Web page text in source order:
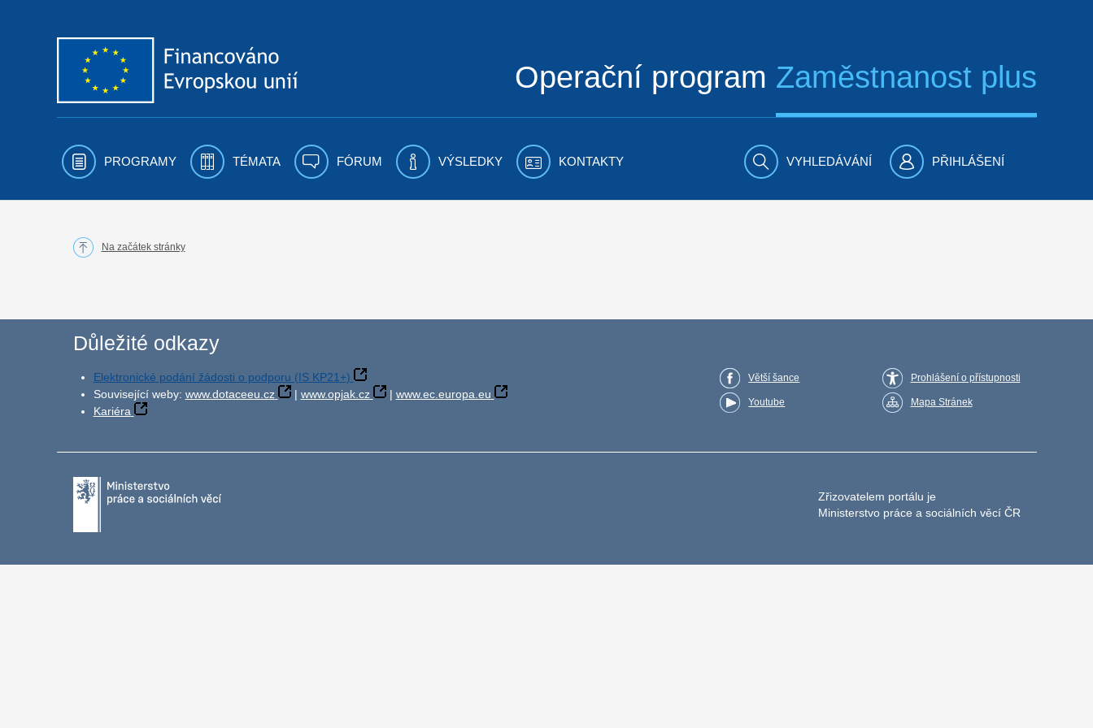
Operační program Zaměstnanost plus
PROGRAMY TÉMATA FÓRUM VÝSLEDKY KONTAKTY VYHLEDÁVÁNÍ PŘIHLÁŠENÍ
Na začátek stránky
Důležité odkazy
Elektronické podání žádosti o podporu (IS KP21+)
Související weby: www.dotaceeu.cz | www.opjak.cz | www.ec.europa.eu
Kariéra
Větší šance
Youtube
Prohlášení o přístupnosti
Mapa Stránek
Zřizovatelem portálu je
Ministerstvo práce a sociálních věcí ČR